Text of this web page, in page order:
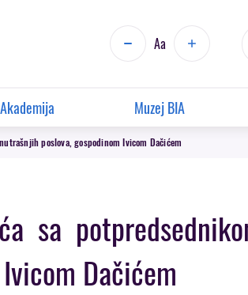
Aa
Akademija Muzej BIA
poslova, gospodinom Ivicom Dačićem
sa
Dačićem